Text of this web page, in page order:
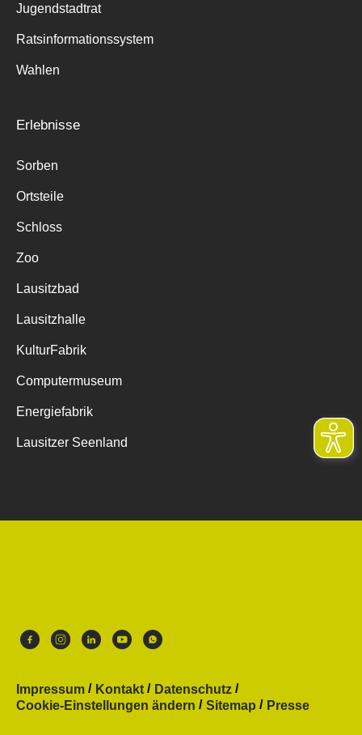
Jugendstadtrat
Ratsinformationssystem
Wahlen
Erlebnisse
Sorben
Ortsteile
Schloss
Zoo
Lausitzbad
Lausitzhalle
KulturFabrik
Computermuseum
Energiefabrik
Lausitzer Seenland
Impressum Kontakt
Datenschutz
Cookie-Einstellungen ändern
Sitemap Presse